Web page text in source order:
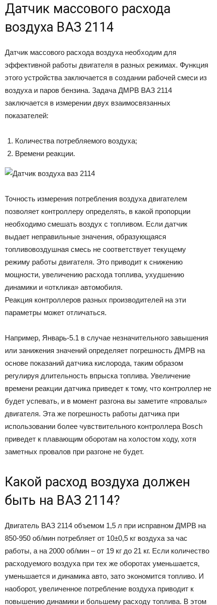
Датчик массового расхода
воздуха ВАЗ 2114
Датчик массового расхода воздуха необходим для
эффективной работы двигателя в разных режимах. Функция
этого устройства заключается в создании рабочей смеси из
воздуха и паров бензина. Задача ДМРВ ВАЗ 2114
заключается в измерении двух взаимосвязанных
показателей:
Количества потребляемого воздуха;
Времени реакции.
Точность измерения потребления воздуха двигателем
позволяет контроллеру определять, в какой пропорции
необходимо смешать воздух с топливом. Если датчик
выдает неправильные значения, образующаяся
топливовоздушная смесь не соответствует текущему
режиму работы двигателя. Это приводит к снижению
мощности, увеличению расхода топлива, ухудшению
динамики и «отклика» автомобиля.
Реакция контроллеров разных производителей на эти
параметры может отличаться.
Например, Январь-5.1 в случае незначительного завышения
или занижения значений определяет погрешность ДМРВ на
основе показаний датчика кислорода, таким образом
регулируя длительность впрыска топлива. Увеличение
времени реакции датчика приведет к тому, что контроллер не
будет успевать, и в момент разгона вы заметите «провалы»
двигателя. Эта же погрешность работы датчика при
использовании более чувствительного контроллера Bosch
приведет к плавающим оборотам на холостом ходу, хотя
заметных провалов при разгоне не будет.
Какой расход воздуха должен
быть на ВАЗ 2114?
Двигатель ВАЗ 2114 объемом 1,5 л при исправном ДМРВ на
850-950 об/мин потребляет от 10±0,5 кг воздуха за час
работы, а на 2000 об/мин – от 19 кг до 21 кг. Если количество
расходуемого воздуха при тех же оборотах уменьшается,
уменьшается и динамика авто, зато экономится топливо. И
наоборот, увеличенное потребление воздуха приводит к
повышению динамики и большему расходу топлива. В этом